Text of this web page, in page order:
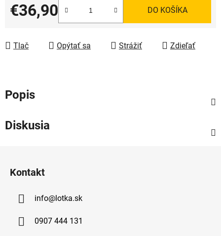
€36,90
Jednotková cena:
DO KOŠÍKA
Tlač Opýtať sa Strážiť Zdieľať
Popis
Diskusia
Kontakt
info@lotka.sk
0907 444 131